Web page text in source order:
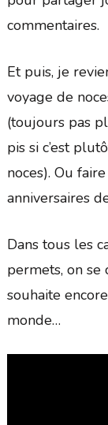
commentaires.
Et puis, je
voyage de
(toujours pas
pis si c’est
noces). Ou
anniversaires
Dans tous les
permets, on se
souhaite
monde…